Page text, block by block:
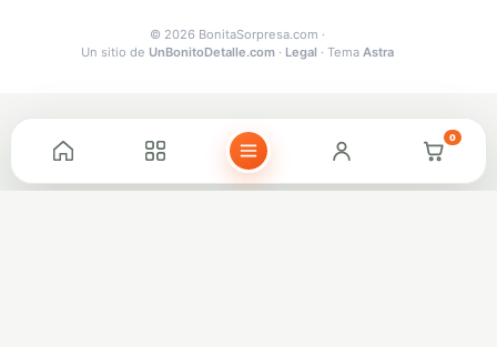
© 2026 BonitaSorpresa.com ·
Un sitio de UnBonitoDetalle.com · Legal · Tema Astra
Inicio Categorías Menú Mi cuenta Carrito
0